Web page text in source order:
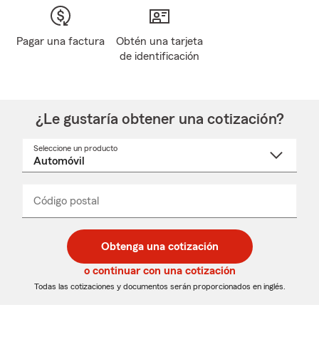
Pagar una factura
Obtén una tarjeta
de identificación
¿Le gustaría obtener una cotización?
Seleccione un producto
desplegable
Código postal
de
5
dígitos
de
5
dígitos
_____
Obtenga una cotización
o continuar con una cotización
Todas las cotizaciones y documentos serán proporcionados en inglés.